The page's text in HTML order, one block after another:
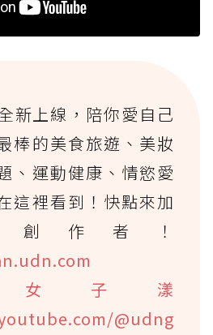
新上線，陪你愛自己
棒的美食旅遊、美妝
、運動健康、情慾愛
這裡看到！快點來加
創作者！
女子漾
@udng